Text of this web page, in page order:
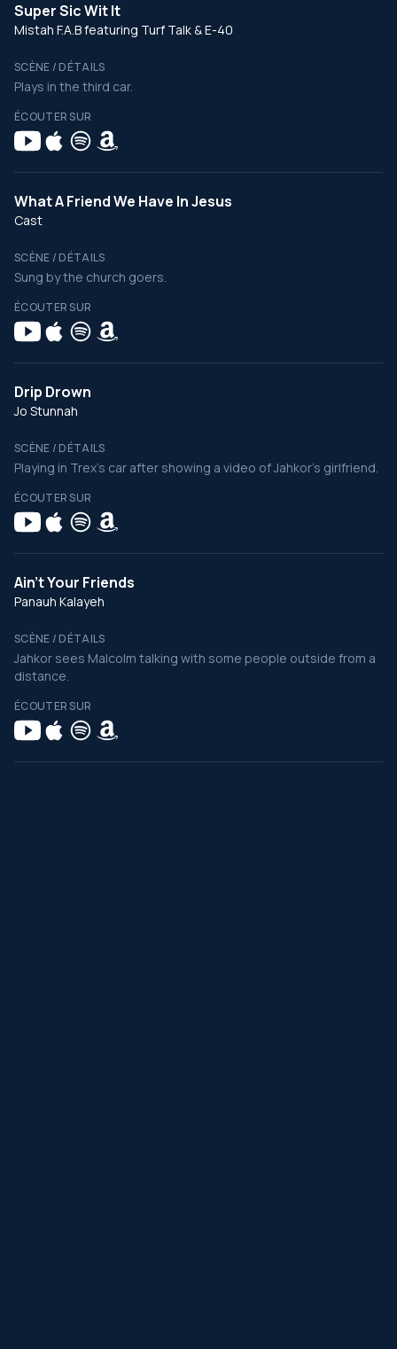
Super Sic Wit It
Mistah F.A.B featuring Turf Talk & E-40
SCÈNE / DÉTAILS
Plays in the third car.
ÉCOUTER SUR
What A Friend We Have In Jesus
Cast
SCÈNE / DÉTAILS
Sung by the church goers.
ÉCOUTER SUR
Drip Drown
Jo Stunnah
SCÈNE / DÉTAILS
Playing in Trex’s car after showing a video of Jahkor’s girlfriend.
ÉCOUTER SUR
Ain't Your Friends
Panauh Kalayeh
SCÈNE / DÉTAILS
Jahkor sees Malcolm talking with some people outside from a
distance.
ÉCOUTER SUR